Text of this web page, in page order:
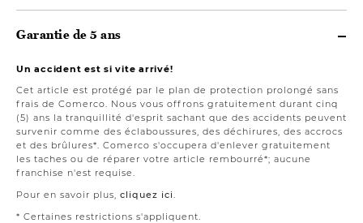
Garantie de 5 ans
Un accident est si vite arrivé!
Cet article est protégé par le plan de protection prolongé sans
frais de Comerco. Nous vous offrons gratuitement durant cinq
(5) ans la tranquillité d'esprit sachant que des accidents peuvent
survenir comme des éclaboussures, des déchirures, des accrocs
et des brûlures*. Comerco s'occupera d'enlever gratuitement
les taches ou de réparer votre article rembourré*; aucune
franchise n'est requise.
Pour en savoir plus, cliquez ici
* Certaines restrictions s'appliquent.